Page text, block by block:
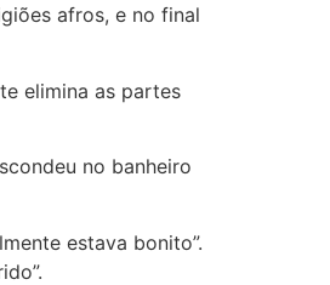
afros, e no final
elimina as partes
no banheiro
estava bonito”.